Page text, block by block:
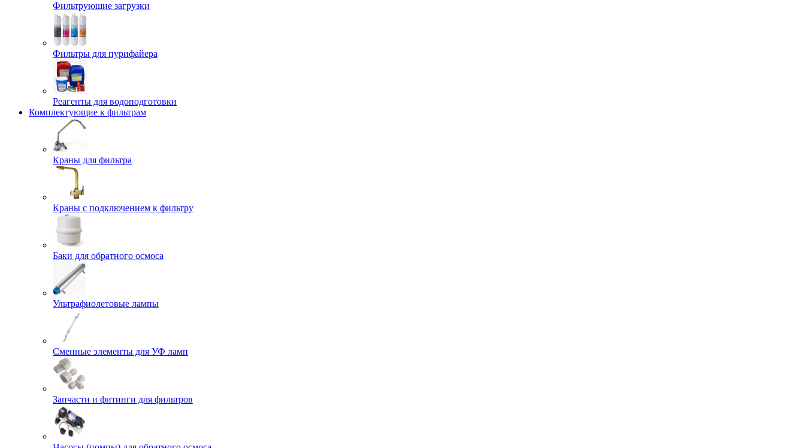
Фильтрующие загрузки
Фильтры для пурифайера
Реагенты для водоподготовки
Комплектующие к фильтрам
Краны для фильтра
Краны с подключением к фильтру
Баки для обратного осмоса
Ультрафиолетовые лампы
Сменные элементы для УФ ламп
Запчасти и фитинги для фильтров